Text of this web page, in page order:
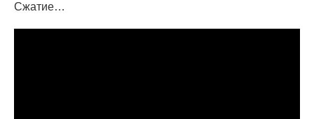
Сжатие…